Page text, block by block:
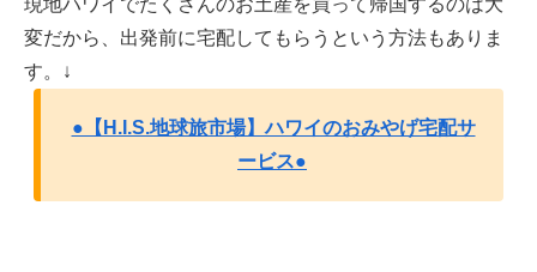
変だから、出発前に宅配してもらうという方法もありま
す。↓
●【H.I.S.地球旅市場】ハワイのおみやげ宅配サ
ービス●